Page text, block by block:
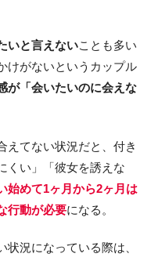
いと言えないことも多い
けがないというカップル
が「会いたいのに会えな
えてない状況だと、付き
くい」「彼女を誘えな
始めて1ヶ月から2ヶ月は
行動が必要になる。
況になっている際は、